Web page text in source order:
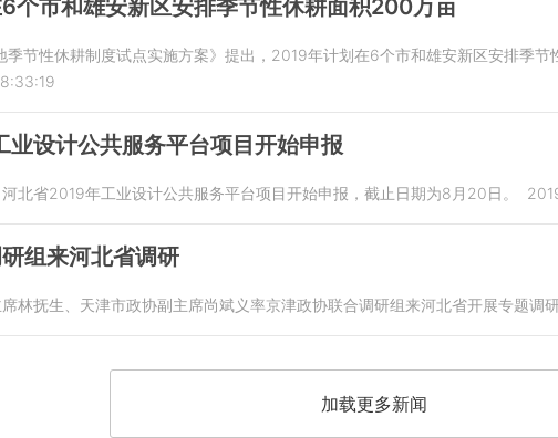
个市和雄安新区安排季节性休耕面积200万亩
季节性休耕制度试点实施方案》提出，2019年计划在6个市和雄安新区安排季
设计公共服务平台项目开始申报
北省2019年工业设计公共服务平台项目开始申报，截止日期为8月20日。
组来河北省调研
林抚生、天津市政协副主席尚斌义率京津政协联合调研组来河北省开展专题调研
加载更多新闻